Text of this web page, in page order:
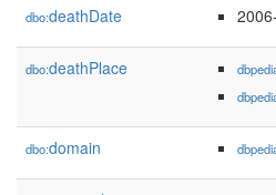
dbo:deathDate
dbo:deathPlace
dbo:domain